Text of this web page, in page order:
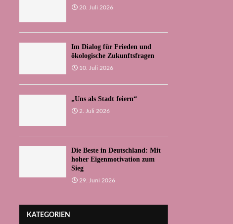
20. Juli 2026
Im Dialog für Frieden und
ökologische Zukunftsfragen
10. Juli 2026
„Uns als Stadt feiern“
2. Juli 2026
Die Beste in Deutschland: Mit
hoher Eigenmotivation zum
Sieg
29. Juni 2026
KATEGORIEN